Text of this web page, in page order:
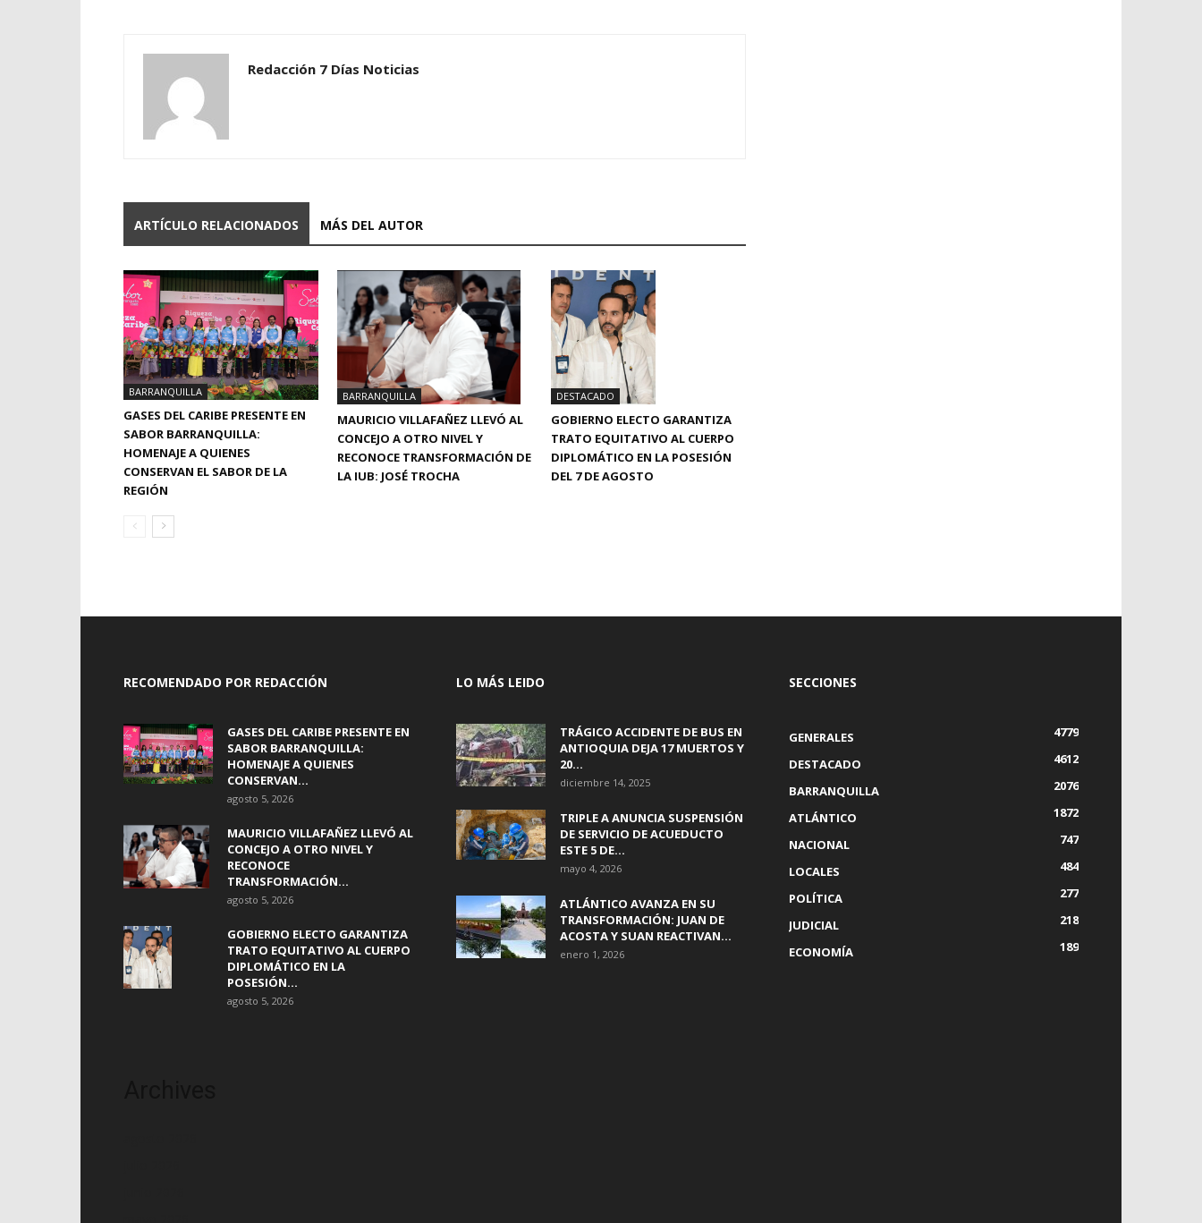
Redacción 7 Días Noticias
ARTÍCULO RELACIONADOS MÁS DEL AUTOR
BARRANQUILLA
GASES DEL CARIBE PRESENTE EN
SABOR BARRANQUILLA:
HOMENAJE A QUIENES
CONSERVAN EL SABOR DE LA
REGIÓN
BARRANQUILLA
MAURICIO VILLAFAÑEZ LLEVÓ AL
CONCEJO A OTRO NIVEL Y
RECONOCE TRANSFORMACIÓN DE
LA IUB: JOSÉ TROCHA
DESTACADO
GOBIERNO ELECTO GARANTIZA
TRATO EQUITATIVO AL CUERPO
DIPLOMÁTICO EN LA POSESIÓN
DEL 7 DE AGOSTO
RECOMENDADO POR REDACCIÓN
GASES DEL CARIBE PRESENTE EN
SABOR BARRANQUILLA:
HOMENAJE A QUIENES
CONSERVAN...
agosto 5, 2026
MAURICIO VILLAFAÑEZ LLEVÓ AL
CONCEJO A OTRO NIVEL Y
RECONOCE
TRANSFORMACIÓN...
agosto 5, 2026
GOBIERNO ELECTO GARANTIZA
TRATO EQUITATIVO AL CUERPO
DIPLOMÁTICO EN LA
POSESIÓN...
agosto 5, 2026
LO MÁS LEIDO
TRÁGICO ACCIDENTE DE BUS EN
ANTIOQUIA DEJA 17 MUERTOS Y
20...
diciembre 14, 2025
TRIPLE A ANUNCIA SUSPENSIÓN
DE SERVICIO DE ACUEDUCTO
ESTE 5 DE...
mayo 4, 2026
ATLÁNTICO AVANZA EN SU
TRANSFORMACIÓN: JUAN DE
ACOSTA Y SUAN REACTIVAN...
enero 1, 2026
SECCIONES
GENERALES
4779
DESTACADO
4612
BARRANQUILLA
2076
ATLÁNTICO
1872
NACIONAL
747
LOCALES
484
POLÍTICA
277
JUDICIAL
218
ECONOMÍA
189